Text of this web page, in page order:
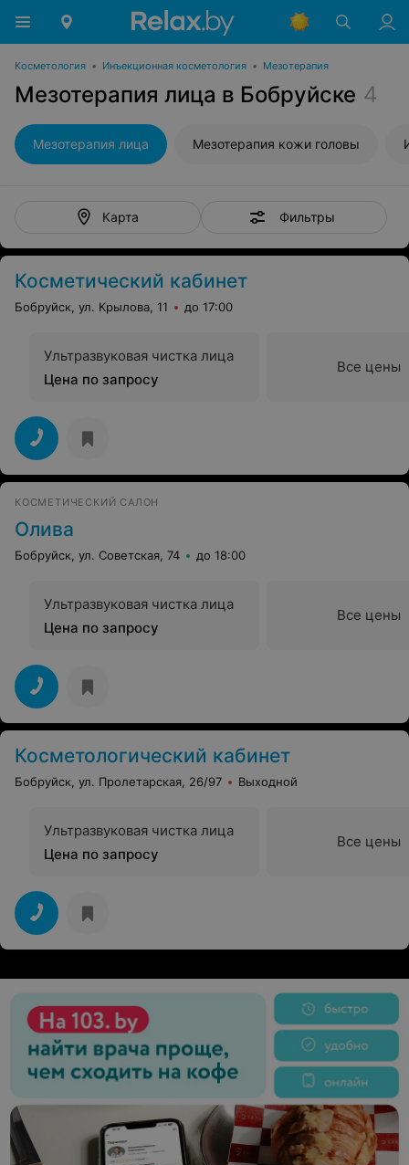
Косметология • Инъекционная косметология • Мезотерапия
Мезотерапия лица в Бобруйске 4
Мезотерапия лица Мезотерапия кожи головы
Карта Фильтры
Косметический кабинет
Бобруйск, ул. Крылова, 11 до 17:00
Ультразвуковая чистка лица
Цена по запросу
Все цены
КОСМЕТИЧЕСКИЙ САЛОН
Олива
Бобруйск, ул. Советская, 74 до 18:00
Ультразвуковая чистка лица
Цена по запросу
Все цены
Косметологический кабинет
Бобруйск, ул. Пролетарская, 26/97 Выходной
Ультразвуковая чистка лица
Цена по запросу
Все цены